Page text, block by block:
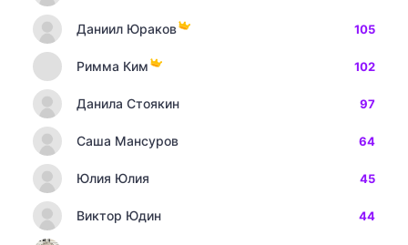
Даниил Юраков 105
Римма Ким 102
Данила Стоякин 97
Саша Мансуров 64
Юлия Юлия 45
Виктор Юдин 44